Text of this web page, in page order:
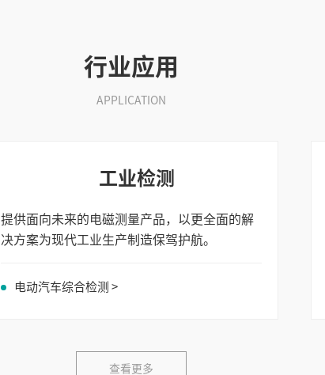
行业应用
APPLICATION
工业检测
提供面向未来的电磁测量产品，以更全面的解
决方案为现代工业生产制造保驾护航。
电动汽车综合检测 >
查看更多